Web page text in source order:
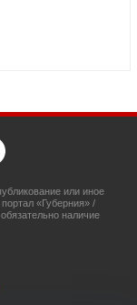
или иное
«Губерния» /
наличие